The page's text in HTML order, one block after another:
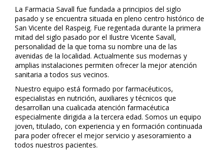
La Farmacia Savall fue fundada a principios del siglo
pasado y se encuentra situada en pleno centro histórico de
San Vicente del Raspeig. Fue regentada durante la primera
mitad del siglo pasado por el Ilustre Vicente Savall,
personalidad de la que toma su nombre una de las
avenidas de la localidad. Actualmente sus modernas y
amplias instalaciones permiten ofrecer la mejor atención
sanitaria a todos sus vecinos.
Nuestro equipo está formado por farmacéuticos,
especialistas en nutrición, auxiliares y técnicos que
desarrollan una cualificada atención farmacéutica
especialmente dirigida a la tercera edad. Somos un equipo
joven, titulado, con experiencia y en formación continuada
para poder ofrecer el mejor servicio y asesoramiento a
todos nuestros pacientes.